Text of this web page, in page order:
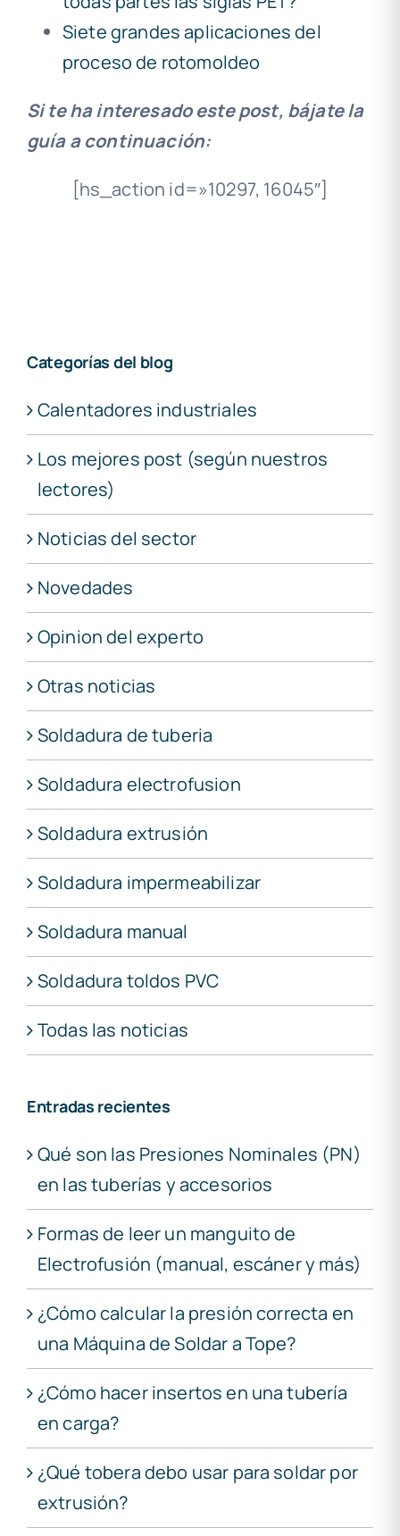
Siete grandes aplicaciones del
proceso de rotomoldeo
Si te ha interesado este post, bájate la
guía a continuación:
[hs_action id=»10297, 16045″]
Categorías del blog
Calentadores industriales
Los mejores post (según nuestros
lectores)
Noticias del sector
Novedades
Opinion del experto
Otras noticias
Soldadura de tuberia
Soldadura electrofusion
Soldadura extrusión
Soldadura impermeabilizar
Soldadura manual
Soldadura toldos PVC
Todas las noticias
Entradas recientes
Qué son las Presiones Nominales (PN)
en las tuberías y accesorios
Formas de leer un manguito de
Electrofusión (manual, escáner y más)
¿Cómo calcular la presión correcta en
una Máquina de Soldar a Tope?
¿Cómo hacer insertos en una tubería
en carga?
¿Qué tobera debo usar para soldar por
extrusión?